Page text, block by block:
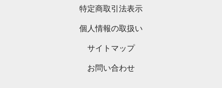
特定商取引法表示
個人情報の取扱い
サイトマップ
お問い合わせ